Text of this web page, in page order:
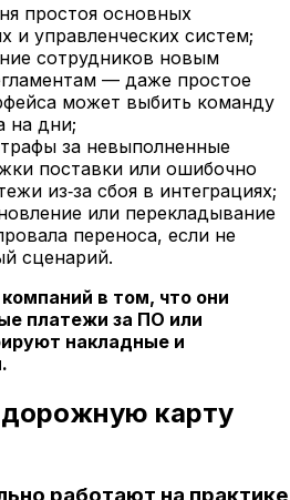
простоя основных
и управленческих систем;
сотрудников новым
— даже простое
может выбить команду
на дни;
за невыполненные
поставки или ошибочно
из‑за сбоя в интеграциях;
или перекладывание
переноса, если не
сценарий.
в том, что они
платежи за ПО или
накладные и
дорожную карту